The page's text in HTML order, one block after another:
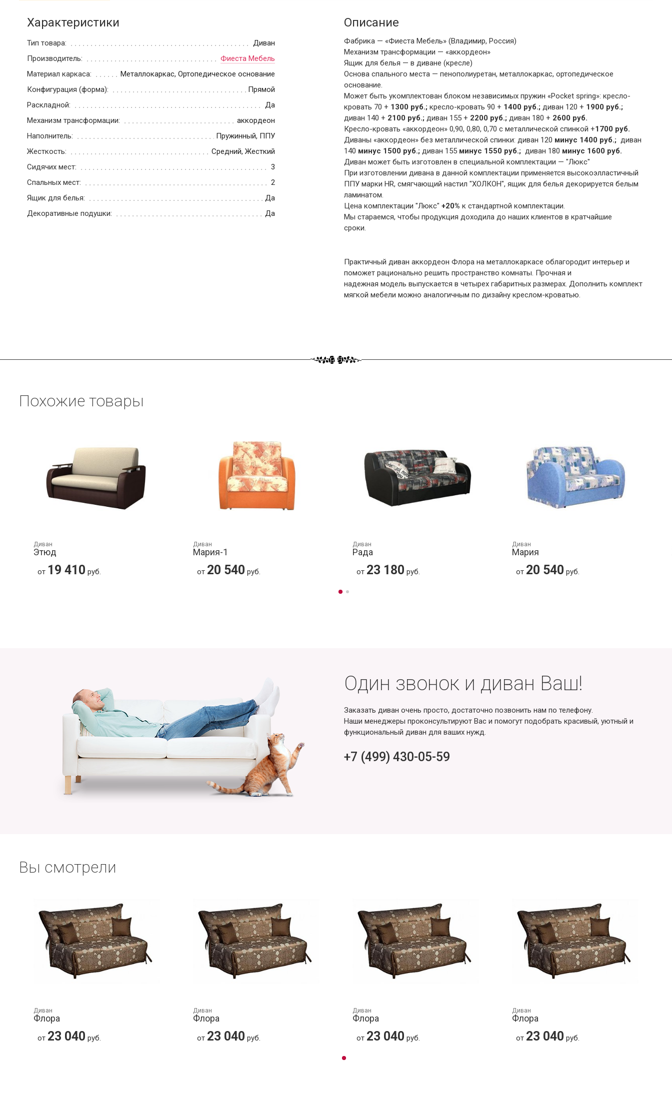
Характеристики
Тип товара:
Диван
Производитель:
Фиеста Мебель
Материал каркаса:
Металлокаркас, Ортопедическое основание
Конфигурация (форма):
Прямой
Раскладной:
Да
Механизм трансформации:
аккордеон
Наполнитель:
Пружинный, ППУ
Жесткость:
Средний, Жесткий
Сидячих мест:
3
Спальных мест:
2
Ящик для белья:
Да
Декоративные подушки:
Да
Описание
Фабрика — «Фиеста Мебель» (Владимир, Россия)
Механизм трансформации — «аккордеон»
Ящик для белья — в диване (кресле)
Основа спального места — пенополиуретан, металлокаркас, ортопедическое
основание.
Может быть укомплектован блоком независимых пружин «Pocket spring»: кресло-
кровать 70 + 1300 руб.; кресло-кровать 90 + 1400 руб.; диван 120 + 1900 руб.;
диван 140 + 2100 руб.; диван 155 + 2200 руб.; диван 180 + 2600 руб.
Кресло-кровать «аккордеон» 0,90, 0,80, 0,70 с металлической спинкой +1700 руб.
Диваны «аккордеон» без металлической спинки: диван 120 минус 1400 руб.; диван
140 минус 1500 руб.; диван 155минус 1550 руб.; диван 180 минус 1600 руб.
Диван может быть изготовлен в специальной комплектации — "Люкс"
При изготовлении дивана в данной комплектации применяется высокоэлластичный
ППУ марки HR, смягчающий настил "ХОЛКОН", ящик для белья декорируется белым
ламинатом.
Цена комплектации "Люкс" +20% к стандартной комплектации.
Мы стараемся, чтобы продукция доходила до наших клиентов в кратчайшие
сроки.
Практичный диван аккордеон Флора на металлокаркасе облагородит интерьер и
поможет рационально решить пространство комнаты. Прочная и
надежная модель выпускается в четырех габаритных размерах. Дополнить комплект
мягкой мебели можно аналогичным по дизайну креслом-кроватью.
Похожие товары
Диван
Этюд
от 19 410 руб.
Диван
Мария-1
от 20 540 руб.
Диван
Рада
от 23 180 руб.
Диван
Мария
от 20 540 руб.
Один звонок и диван Ваш!
Заказать диван очень просто, достаточно позвонить нам по телефону.
Наши менеджеры проконсультируют Вас и помогут подобрать красивый, уютный и
функциональный диван для ваших нужд.
+7 (499) 430-05-59
Вы смотрели
Диван
Флора
от 23 040 руб.
Диван
Флора
от 23 040 руб.
Диван
Флора
от 23 040 руб.
Диван
Флора
от 23 040 руб.